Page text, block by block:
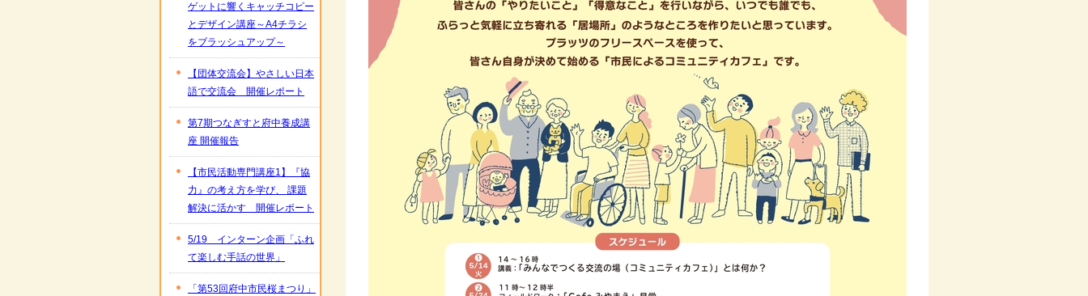
ゲットに響くキャッチコピー
とデザイン講座～A4チラシ
をブラッシュアップ～
【団体交流会】やさしい日本
語で交流会 開催レポート
第7期つなぎすと府中養成講
座 開催報告
【市民活動専門講座1】『協
力』の考え方を学び、 課題
解決に活かす 開催レポート
5/19 インターン企画「ふれ
て楽しむ手話の世界」
「第53回府中市民桜まつり」